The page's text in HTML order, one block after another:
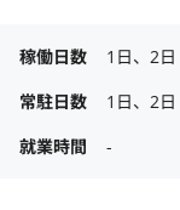
稼働日数
1日、2日
常駐日数
1日、2日
就業時間
-